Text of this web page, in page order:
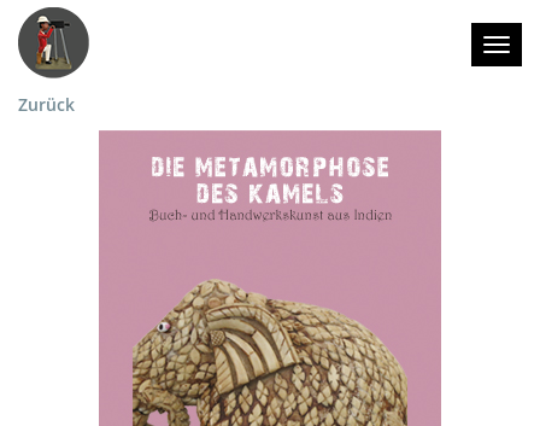
Zurück